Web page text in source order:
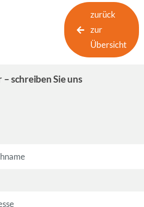
zurück
zur
Übersicht
schreiben Sie uns